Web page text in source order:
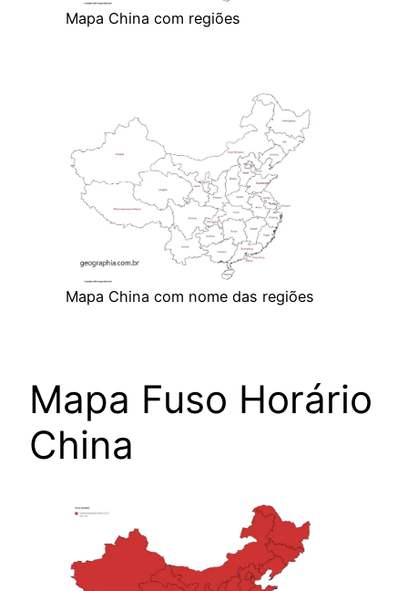
Mapa China com regiões
Mapa China com nome das regiões
Mapa Fuso Horário
China